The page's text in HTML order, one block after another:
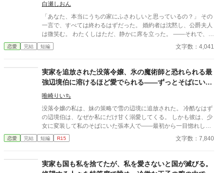
生を取り戻す物語。 今更「戻ってきてくれ」と泣きつかれても、
私は隣国の最高機密ですので――！
白瀬しおん
「あなた、本当にうちの家にふさわしいと思っているの？」 その
一言で、すべては終わるはずだった。 婚約者は沈黙し、公爵夫人
は微笑む。 わたくしはただ、静かに席を立った。 ――それで、終
わりのはずだったのに。 届いた一通の封書。 王城からの照会。
そして、夜会に現れた“迎え”。 その日、選ばれたのは――どちら
恋愛 完結 短編 文字数：4,041
実家を追放された没落令嬢、氷の魔術師と恐れられる最
強辺境伯に溶けるほど愛でられる――ずっとそばにいた
少女は彼で、家族が泣きついても離さない
唯崎りいち
没落令嬢の私は、妹の策略で雪の辺境に追放された。 冷酷なはず
の辺境伯は、なぜか私にだけ甘く溺愛してくる。 しかも彼は、少
女に変装して私のそばにいた張本人で――最初から一目惚れして
いたらしい。 今さら家族が泣きついてきても、 「この子は俺のも
のだ」 と彼は決して離してくれない。
恋愛 完結 短編 R15 文字数：7,840
実家も国も私を捨てたが、私を愛さないと国が滅びる。